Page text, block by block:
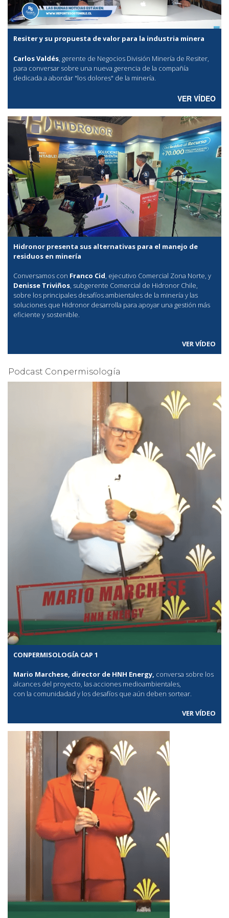
Resiter y su propuesta de valor para la industria minera
Carlos Valdés, gerente de Negocios División Minería de Resiter,
para conversar sobre una nueva gerencia de la compañía
dedicada a abordar "los dolores" de la minería.
VER VÍDEO
Hidronor presenta sus alternativas para el manejo de
residuos en minería
Conversamos con Franco Cid , ejecutivo Comercial Zona Norte, y
Denisse Triviños , subgerente Comercial de Hidronor Chile,
sobre los principales desafíos ambientales de la minería y las
soluciones que Hidronor desarrolla para apoyar una gestión más
eficiente y sostenible.
VER VÍDEO
Podcast Conpermisología
CONPERMISOLOGÍA CAP 1
Mario Marchese, director de HNH Energy, conversa sobre los
alcances del proyecto, las acciones medioambientales,
con la comunidadad y los desafíos que aún deben sortear.
VER VÍDEO